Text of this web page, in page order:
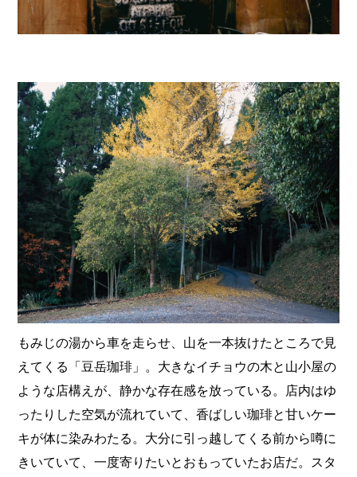
もみじの湯から車を走らせ、山を一本抜けたところで見
えてくる「豆岳珈琲」。大きなイチョウの木と山小屋の
ような店構えが、静かな存在感を放っている。店内はゆ
ったりした空気が流れていて、香ばしい珈琲と甘いケー
キが体に染みわたる。大分に引っ越してくる前から噂に
きいていて、一度寄りたいとおもっていたお店だ。スタ